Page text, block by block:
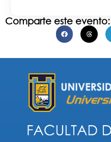
Comparte este evento: